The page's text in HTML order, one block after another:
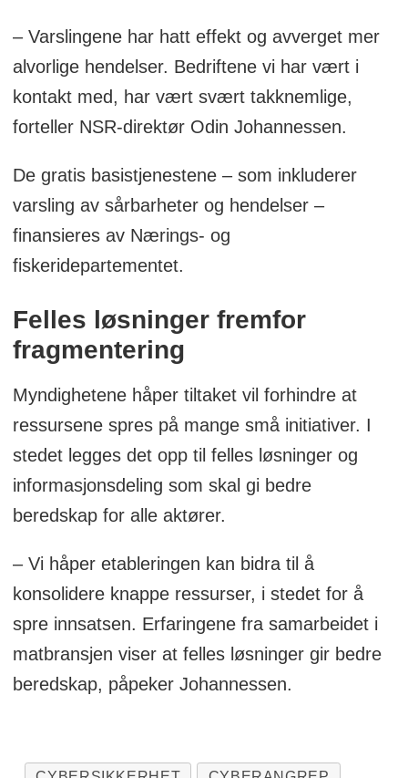
– Varslingene har hatt effekt og avverget mer
alvorlige hendelser. Bedriftene vi har vært i
kontakt med, har vært svært takknemlige,
forteller NSR-direktør Odin Johannessen.
De gratis basistjenestene – som inkluderer
varsling av sårbarheter og hendelser –
finansieres av Nærings- og
fiskeridepartementet.
Felles løsninger fremfor
fragmentering
Myndighetene håper tiltaket vil forhindre at
ressursene spres på mange små initiativer. I
stedet legges det opp til felles løsninger og
informasjonsdeling som skal gi bedre
beredskap for alle aktører.
– Vi håper etableringen kan bidra til å
konsolidere knappe ressurser, i stedet for å
spre innsatsen. Erfaringene fra samarbeidet i
matbransjen viser at felles løsninger gir bedre
beredskap, påpeker Johannessen.